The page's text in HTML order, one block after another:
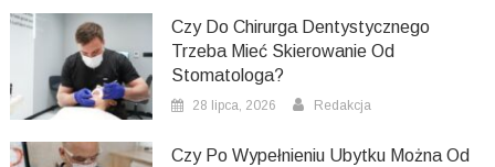
Czy Do Chirurga Dentystycznego
Trzeba Mieć Skierowanie Od
Stomatologa?
28 lipca, 2026 Redakcja
Czy Po Wypełnieniu Ubytku Można Od